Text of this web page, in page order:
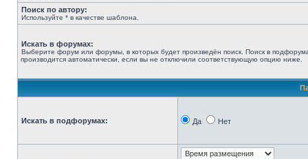
Поиск по автору:
Используйте * в качестве шаблона.
Искать в форумах:
Выберите форум или форумы, в которых будет произведён поиск. Поиск в
производится автоматически, если вы не отключили соответствующую опцию ниже.
Искать в подфорумах: Да Нет